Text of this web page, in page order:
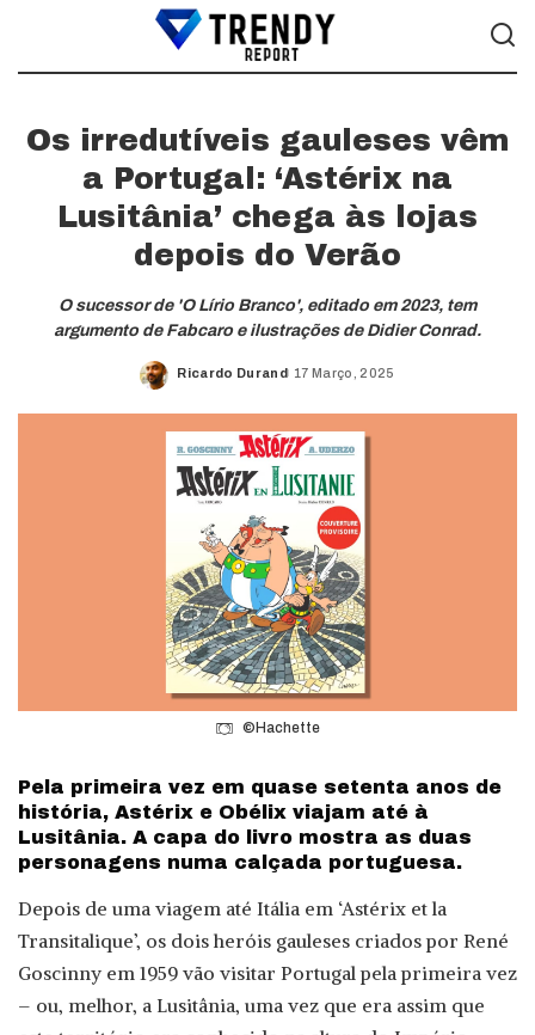
Os irredutíveis gauleses vêm
a Portugal: ‘Astérix na
Lusitânia’ chega às lojas
depois do Verão
O sucessor de 'O Lírio Branco', editado em 2023, tem
argumento de Fabcaro e ilustrações de Didier Conrad.
Posted
Ricardo Durand 17 Março, 2025
©Hachette
Pela primeira vez em quase setenta anos de
história, Astérix e Obélix viajam até à
Lusitânia. A capa do livro mostra as duas
personagens numa calçada portuguesa.
Depois de uma viagem até Itália em ‘Astérix et la
Transitalique’, os dois heróis gauleses criados por René
Goscinny em 1959 vão visitar Portugal pela primeira vez
– ou, melhor, a Lusitânia, uma vez que era assim que